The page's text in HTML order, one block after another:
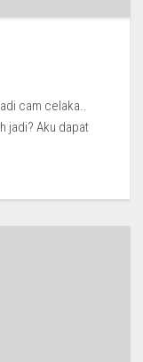
cam celaka..
jadi? Aku dapat